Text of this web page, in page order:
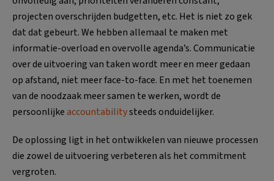
projecten overschrijden budgetten, etc. Het is niet zo gek
dat dat gebeurt. We hebben allemaal te maken met
informatie-overload en overvolle agenda’s. Communicatie
over de uitvoering van taken wordt meer en meer gedaan
op afstand, niet meer face-to-face. En met het toenemen
van de noodzaak meer samen te werken, wordt de
persoonlijkeaccountabilitysteeds onduidelijker.
De oplossing ligt in het ontwikkelen van nieuwe processen
die zowel de uitvoering verbeteren als het commitment
vergroten.